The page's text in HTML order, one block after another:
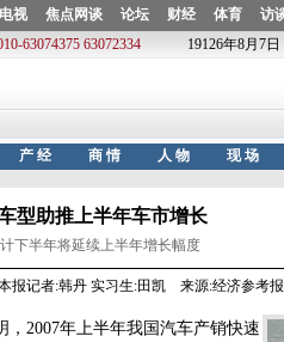
型助推上半年车市增长
下半年将延续上半年增长幅度
报记者:韩丹 实习生:田凯 来源:经济参考报
2007年上半年我国汽车产销快速